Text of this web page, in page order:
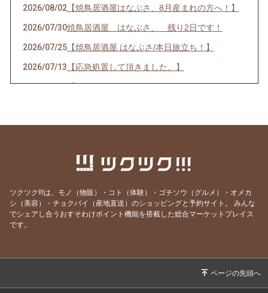
2026/08/02【焼鳥居酒屋はなぶさ、8月産まれの方へ！】
2026/07/30焼鳥居酒屋 はなぶさ、 残り2日です！
2026/07/25【焼鳥居酒屋 はなぶさ/本日旅立ち！】
2026/07/13 【応急処置して頂きました。】
2026/07/13【焼鳥居酒屋はなぶさ トイレ？破損のため臨
【焼鳥居酒屋はなぶさ 雨の日キャンペーン❗️】
2026/06/07 【焼鳥居酒屋はなぶさ あと3日‼️】
2026/06/04 【焼鳥居酒屋はなぶさ 11周年祭！！】
【焼鳥居酒屋 はなぶさ 6月のクーポン！】
ツクツク!!!は、モノ（物販）・コト（体験）・ゴチソウ（グルメ）・オメカ
シ（美容）・チョクバイ（産地直送）のショッピングと予約サイト。
みんな
でシェアし合うおすそわけポイント機能を搭載した総合マーケットプレイス
です。